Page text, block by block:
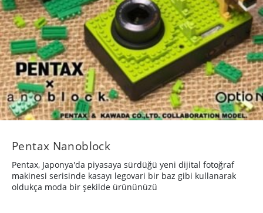
Pentax Nanoblock
Pentax, Japonya'da piyasaya sürdüğü yeni dijital fotoğraf
makinesi serisinde kasayı legovari bir baz gibi kullanarak
oldukça moda bir şekilde ürününüzü